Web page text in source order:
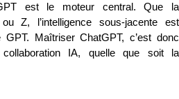
est le moteur central. Que la
Z, l’intelligence sous-jacente est
Maîtriser ChatGPT, c’est donc
IA, quelle que soit la